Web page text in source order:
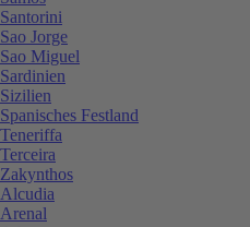
Santorini
Sao Jorge
Sao Miguel
Sardinien
Sizilien
Spanisches Festland
Teneriffa
Terceira
Zakynthos
Alcudia
Arenal